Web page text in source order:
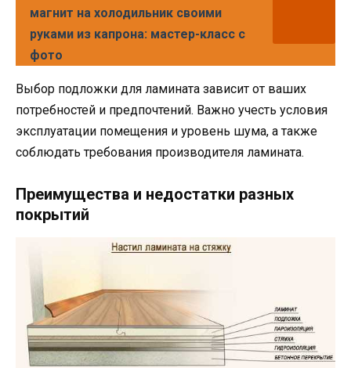
магнит на холодильник своими
руками из капрона: мастер-класс с
фото
Выбор подложки для ламината зависит от ваших
потребностей и предпочтений. Важно учесть условия
эксплуатации помещения и уровень шума, а также
соблюдать требования производителя ламината.
Преимущества и недостатки разных
покрытий